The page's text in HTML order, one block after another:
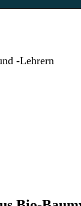
-Lehrern